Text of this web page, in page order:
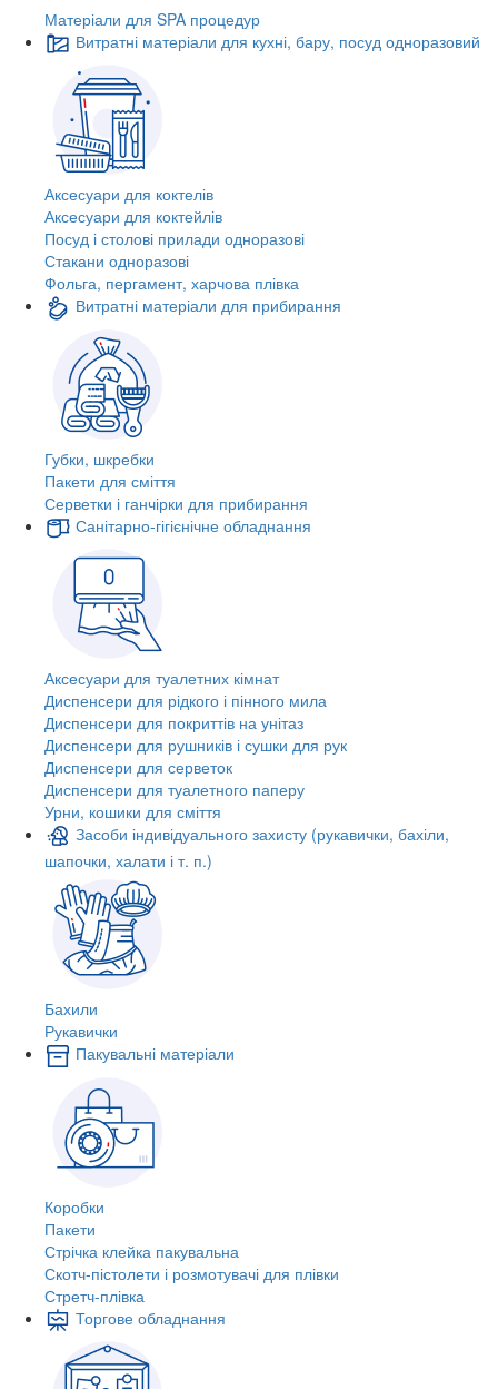
Матеріали для SPA процедур
Витратні матеріали для кухні, бару, посуд одноразовий
Аксесуари для коктелів
Аксесуари для коктейлів
Посуд і столові прилади одноразові
Стакани одноразові
Фольга, пергамент, харчова плівка
Витратні матеріали для прибирання
Губки, шкребки
Пакети для сміття
Серветки і ганчірки для прибирання
Санітарно-гігієнічне обладнання
Аксесуари для туалетних кімнат
Диспенсери для рідкого і пінного мила
Диспенсери для покриттів на унітаз
Диспенсери для рушників і сушки для рук
Диспенсери для серветок
Диспенсери для туалетного паперу
Урни, кошики для сміття
Засоби індивідуального захисту (рукавички, бахіли,
шапочки, халати і т. п.)
Бахили
Рукавички
Пакувальні матеріали
Коробки
Пакети
Стрічка клейка пакувальна
Скотч-пістолети і розмотувачі для плівки
Стретч-плівка
Торгове обладнання